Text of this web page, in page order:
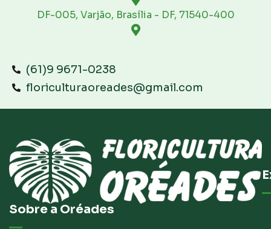
DF-005, Varjão, Brasília - DF, 71540-400
(61)9 9671-0238
floriculturaoreades@gmail.com
Sobre a Oréades